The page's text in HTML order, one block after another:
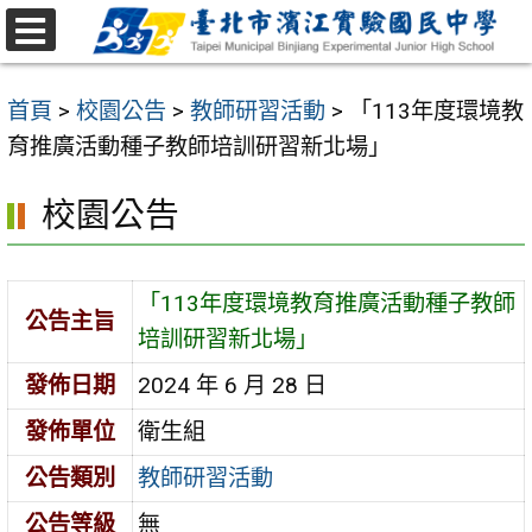
跳
至
要
內
區
首頁 > 校園公告 > 教師研習活動 >
「113年度環境教
育推廣活動種子教師培訓研習新北場」
校園公告
公告主旨
「113年度環境教育推廣活動種子教師
培訓研習新北場」
發佈日期
2024 年 6 月 28 日
發佈單位
衛生組
公告類別
教師研習活動
公告等級
無
選
單